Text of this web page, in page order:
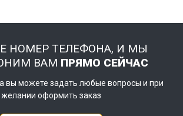
НОМЕР ТЕЛЕФОНА, И МЫ
ВАМ ПРЯМО СЕЙЧАС
вы можете задать любые вопросы и при
желании оформить заказ